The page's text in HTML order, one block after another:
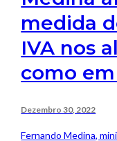
medida
IVA nos
como
Dezembro 30, 2022
Fernando Medina,